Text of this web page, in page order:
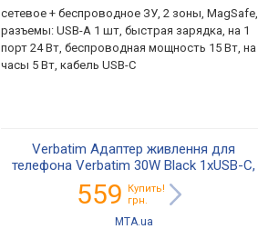
сетевое + беспроводное ЗУ, 2 зоны, MagSafe,
разъемы: USB-A 1 шт, быстрая зарядка, на 1
порт 24 Вт, беспроводная мощность 15 Вт, на
часы 5 Вт, кабель USB-C
Verbatim Адаптер живлення для
телефона Verbatim 30W Black 1xUSB-C,
3xUSB-A, PD3.0, QC3.0
559
Купить!
грн.
MTA.ua